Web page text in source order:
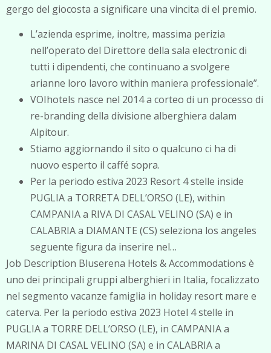
gergo del giocosta a significare una vincita di el premio.
L’azienda esprime, inoltre, massima perizia
nell’operato del Direttore della sala electronic di
tutti i dipendenti, che continuano a svolgere
arianne loro lavoro within maniera professionale”.
VOIhotels nasce nel 2014 a corteo di un processo di
re-branding della divisione alberghiera dalam
Alpitour.
Stiamo aggiornando il sito o qualcuno ci ha di
nuovo esperto il caffé sopra.
Per la periodo estiva 2023 Resort 4 stelle inside
PUGLIA a TORRETA DELL’ORSO (LE), within
CAMPANIA a RIVA DI CASAL VELINO (SA) e in
CALABRIA a DIAMANTE (CS) seleziona los angeles
seguente figura da inserire nel…
Job Description Bluserena Hotels & Accommodations è
uno dei principali gruppi alberghieri in Italia, focalizzato
nel segmento vacanze famiglia in holiday resort mare e
caterva. Per la periodo estiva 2023 Hotel 4 stelle in
PUGLIA a TORRE DELL’ORSO (LE), in CAMPANIA a
MARINA DI CASAL VELINO (SA) e in CALABRIA a